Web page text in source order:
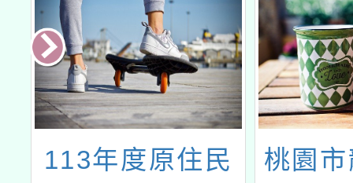
113年度原住民
桃園